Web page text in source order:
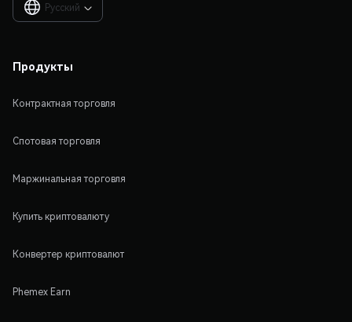
Русский 
Продукты
Контрактная торговля
Спотовая торговля
Маржинальная торговля
Купить криптовалюту
Конвертер криптовалют
Phemex Earn